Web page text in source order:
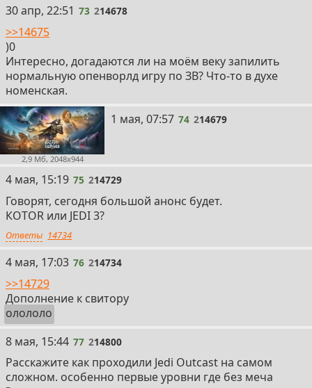
73
30 апр, 22:51 73 214678
>>14675
)0
Интересно, догадаются ли на моём веку запилить
нормальную опенворлд игру по ЗВ? Что-то в духе
номенская.
2,9 Мб, 2048x944
74
1 мая, 07:57 74 214679
75
4 мая, 15:19 75 214729
Говорят, сегодня большой анонс будет.
КОТОR или JEDI 3?
Ответы 14734
76
4 мая, 17:03 76 214734
>>14729
Дополнение к свитору
олололо
77
8 мая, 15:44 77 214800
Расскажите как проходили Jedi Outcast на самом
сложном. особенно первые уровни где без меча